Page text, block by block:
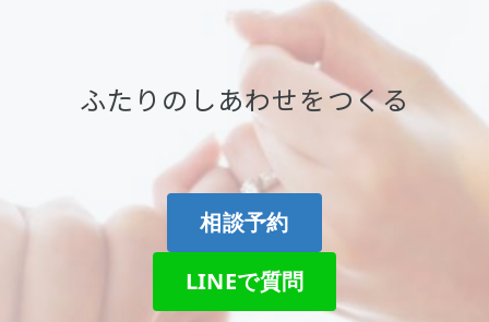
ふたりのしあわせをつくる
相談予約
LINEで質問